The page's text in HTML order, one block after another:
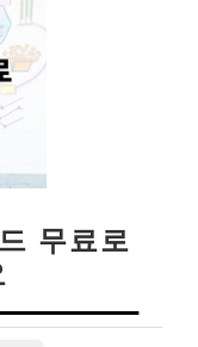
무료로